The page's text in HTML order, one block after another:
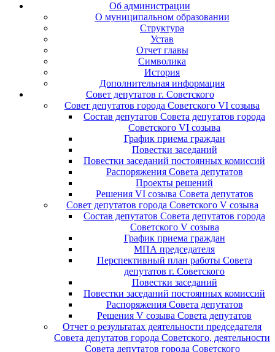
Об администрации
О муниципальном образовании
Структура
Устав
Отчет главы
Символика
История
Дополнительная информация
Совет депутатов г. Советского
Совет депутатов города Советского VI созыва
Состав депутатов Совета депутатов города
Советского VI созыва
График приема граждан
Повестки заседаний
Повестки заседаний постоянных комиссий
Распоряжения Совета депутатов
Проекты решений
Решения VI созыва Совета депутатов
Совет депутатов города Советского V созыва
Состав депутатов Совета депутатов города
Советского V созыва
График приема граждан
МПА председателя
Перспективный план работы Совета
депутатов г. Советского
Повестки заседаний
Повестки заседаний постоянных комиссий
Распоряжения Совета депутатов
Решения V созыва Совета депутатов
Отчет о результатах деятельности председателя
Совета депутатов города Советского, деятельности
Совета депутатов города Советского